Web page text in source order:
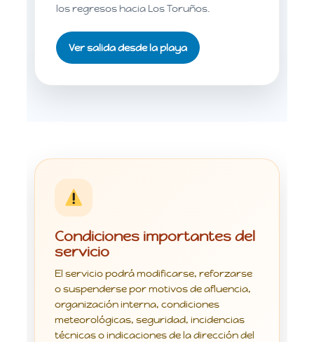
los regresos hacia Los Toruños.
Ver salida desde la playa
Condiciones importantes del
servicio
El servicio podrá modificarse, reforzarse
o suspenderse por motivos de afluencia,
organización interna, condiciones
meteorológicas, seguridad, incidencias
técnicas o indicaciones de la dirección del